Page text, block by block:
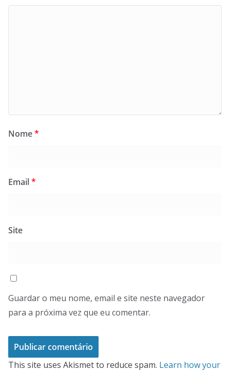
Nome*
Email*
Site
Guardar o meu nome, email e site neste navegador
para a próxima vez que eu comentar.
This site uses Akismet to reduce spam. Learn how your